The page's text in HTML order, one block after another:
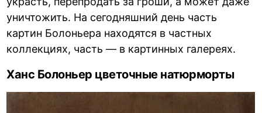
уничтожить. На сегодняшний день часть
картин Болоньера находятся в частных
коллекциях, часть — в картинных галереях.
Ханс Болоньер цветочные натюрморты